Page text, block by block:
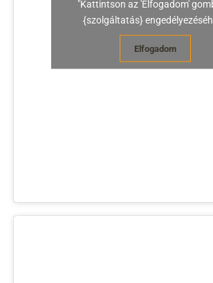
"Kattintson az 'Elfogadom'
{szolgáltatás}
Elfogadom